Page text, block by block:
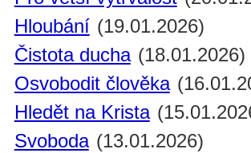
Hloubání (19.01.2026)
Čistota ducha (18.01.2026)
Osvobodit člověka
Hledět na Krista
Svoboda (13.01.2026)